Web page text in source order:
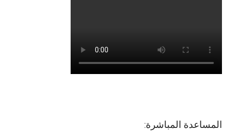
المساعدة المباشرة: